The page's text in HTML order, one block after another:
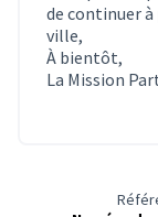
de continuer
ville,
À bientôt,
La Mission